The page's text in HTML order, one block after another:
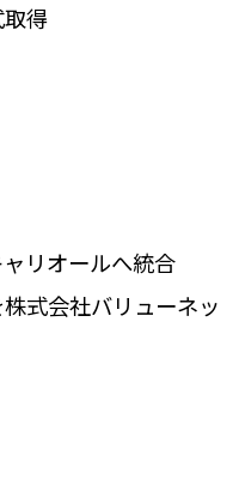
得
リオールへ統合
式会社バリューネッ